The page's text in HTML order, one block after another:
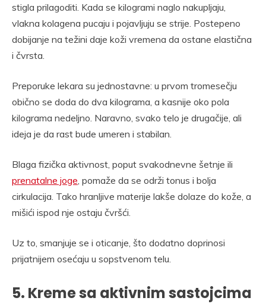
stigla prilagoditi. Kada se kilogrami naglo nakupljaju,
vlakna kolagena pucaju i pojavljuju se strije. Postepeno
dobijanje na težini daje koži vremena da ostane elastična
i čvrsta.
Preporuke lekara su jednostavne: u prvom tromesečju
obično se doda do dva kilograma, a kasnije oko pola
kilograma nedeljno. Naravno, svako telo je drugačije, ali
ideja je da rast bude umeren i stabilan.
Blaga fizička aktivnost, poput svakodnevne šetnje ili
prenatalne joge, pomaže da se održi tonus i bolja
cirkulacija. Tako hranljive materije lakše dolaze do kože, a
mišići ispod nje ostaju čvršći.
Uz to, smanjuje se i oticanje, što dodatno doprinosi
prijatnijem osećaju u sopstvenom telu.
5. Kreme sa aktivnim sastojcima